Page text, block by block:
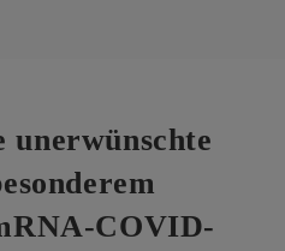
unerwünschte
COVID-